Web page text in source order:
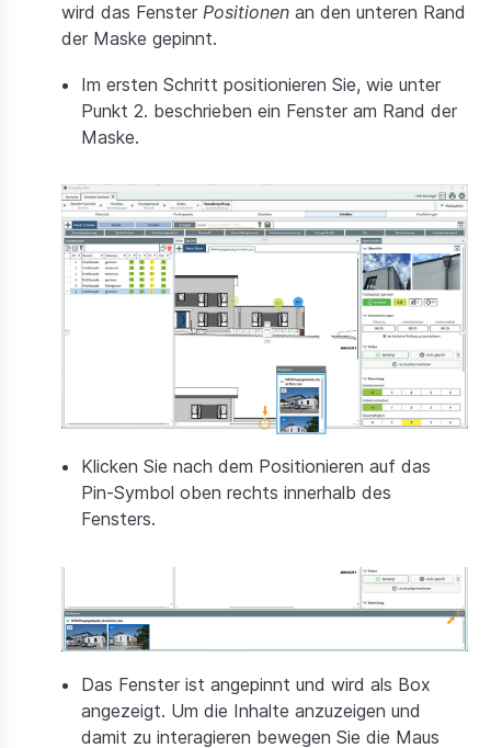
wird das Fenster Positionen an den unteren Rand
der Maske gepinnt.
Im ersten Schritt positionieren Sie, wie unter
Punkt 2. beschrieben ein Fenster am Rand der
Maske.
Klicken Sie nach dem Positionieren auf das
Pin-Symbol oben rechts innerhalb des
Fensters.
Das Fenster ist angepinnt und wird als Box
angezeigt. Um die Inhalte anzuzeigen und
damit zu interagieren bewegen Sie die Maus